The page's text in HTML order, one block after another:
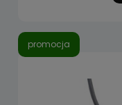
promocja